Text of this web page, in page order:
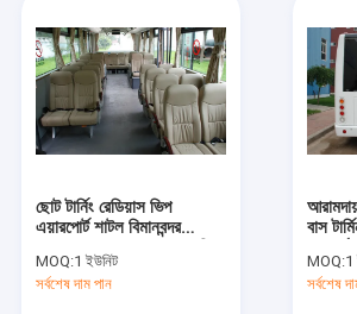
ছোট টার্নিং রেডিয়াস ভিপ
এয়ারপোর্ট শাটল বিমানবন্দর
3 মি
MOQ:1 ইউনিট
সর্বশেষ দাম পান
বাস
MOQ:1
সর্বশেষ